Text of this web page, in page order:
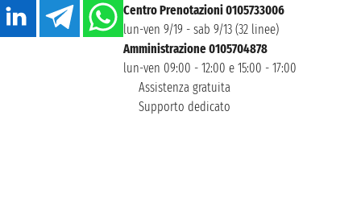
Centro Prenotazioni 0105733006
lun-ven 9/19 - sab 9/13 (32 linee)
Amministrazione 0105704878
lun-ven 09:00 - 12:00 e 15:00 - 17:00
Assistenza gratuita
Supporto dedicato